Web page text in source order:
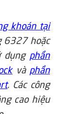
khoán tại
6327 hoặc
dụng phần
và phần
. Các công
cao hiệu